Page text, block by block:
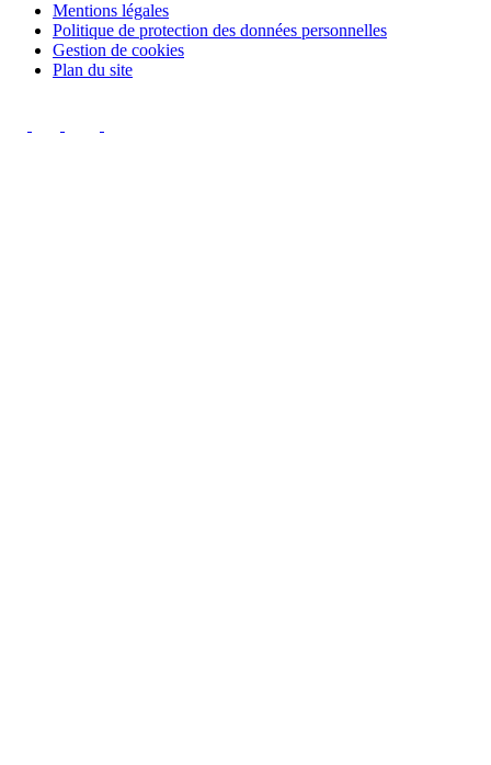
Mentions légales
Politique de protection des données personnelles
Gestion de cookies
Plan du site